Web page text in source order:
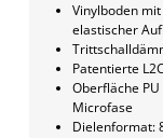
Vinylboden
elastischer
Patentierte
Oberfläche
Microfase
Dielenformat: